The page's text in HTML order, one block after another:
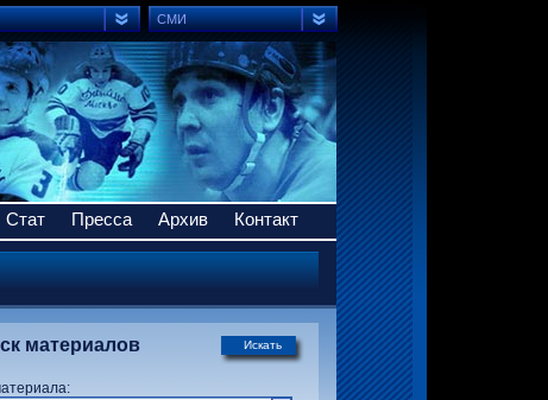
СМИ
Стат Пресса Архив Контакт
Искать
материалов